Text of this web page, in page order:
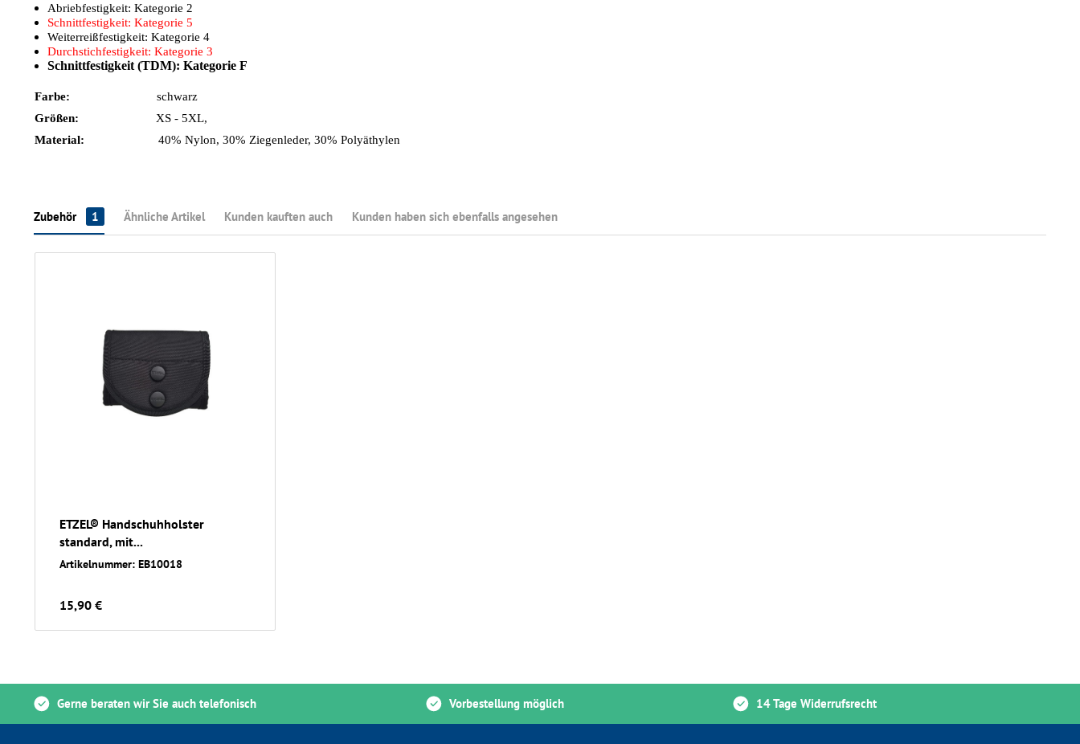
Abriebfestigkeit: Kategorie 2
Schnittfestigkeit: Kategorie 5
Weiterreißfestigkeit: Kategorie 4
Durchstichfestigkeit: Kategorie 3
Schnittfestigkeit (TDM): Kategorie F
Farbe: schwarz
Größen: XS - 5XL,
Material: 40% Nylon, 30% Ziegenleder, 30% Polyäthylen
Zubehör 1 Ähnliche Artikel Kunden kauften auch Kunden haben sich ebenfalls angesehen
ETZEL® Handschuhholster
standard, mit...
Artikelnummer: EB10018
15,90 €
Gerne beraten wir Sie auch telefonisch Vorbestellung möglich 14 Tage Widerrufsrecht